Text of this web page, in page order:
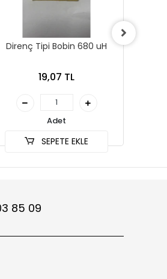
Direnç Tipi Bobin 680 uH
19,07 TL
Adet
SEPETE EKLE
85 09